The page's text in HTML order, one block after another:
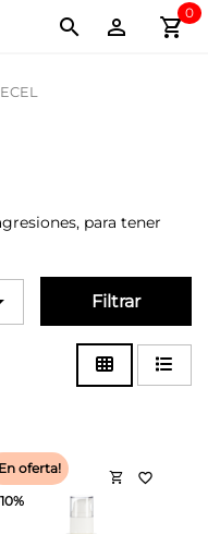
shopping_cart
0


para tener
Filtrar
shopping_cart
oferta!
favorite_border